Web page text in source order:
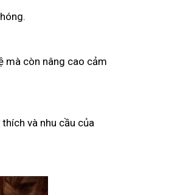
mà còn nâng cao cảm
và nhu cầu của